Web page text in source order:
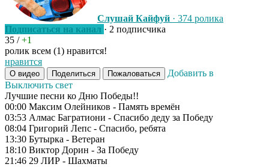
Слушай Кайфуй · 374 ролика
Подписаться на канал · 2 подписчика
35 /+1
ролик всем (1) нравится!
нравится
О видео Поделиться Пожаловаться
Добавить в
Выключить свет
Лучшие песни ко Дню Победы!!
00:00 Максим Олейников - Память времён
03:53 Алмас Багратиони - Спасибо деду за Победу
08:04 Григорий Лепс - Спасибо, ребята
13:30 Бутырка - Ветеран
18:10 Виктор Дорин - За Победу
21:46 29 ЛИР - Шахматы